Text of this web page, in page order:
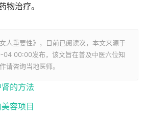
物治疗。
人重要性》，目前已阅读次，本文来源于
00:00发布，该文旨在普及中医穴位知
请咨询当地医师。
的方法
容项目